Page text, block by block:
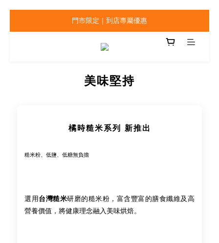
門市限定｜到店專屬優惠
美味堅持
橘時糙米系列 新推出
糙米粉、低鹽、低糖無負擔
選用台灣糙米研磨的糙米粉，富含豐富的膳食纖維及高
營養價值，將健康理念融入美味烘焙。